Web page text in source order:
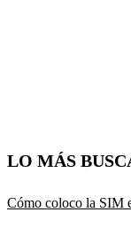
LO MÁS
Cómo coloco la SIM